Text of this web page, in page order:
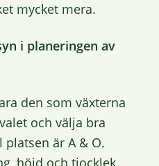
mycket mera.
i planeringen av
den som växterna
och välja bra
är A & O.